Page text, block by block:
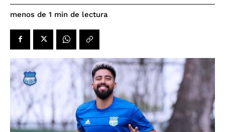
menos de 1 min de lectura